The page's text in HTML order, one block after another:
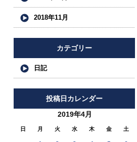
2018年11月
カテゴリー
日記
投稿日カレンダー
2019年4月
日 月 火 水 木 金 土